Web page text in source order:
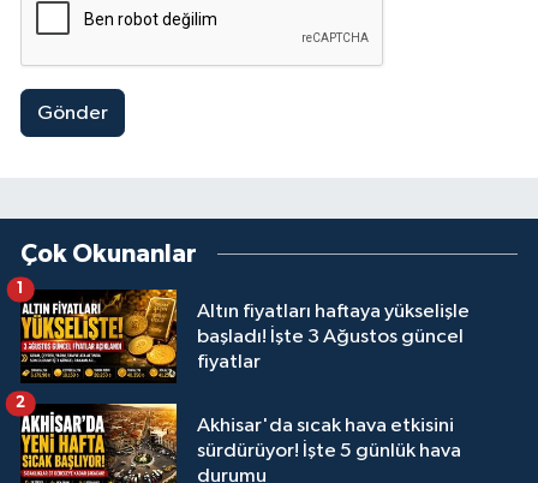
Gönder
Çok Okunanlar
Altın fiyatları haftaya yükselişle
başladı! İşte 3 Ağustos güncel
fiyatlar
Akhisar'da sıcak hava etkisini
sürdürüyor! İşte 5 günlük hava
durumu
2